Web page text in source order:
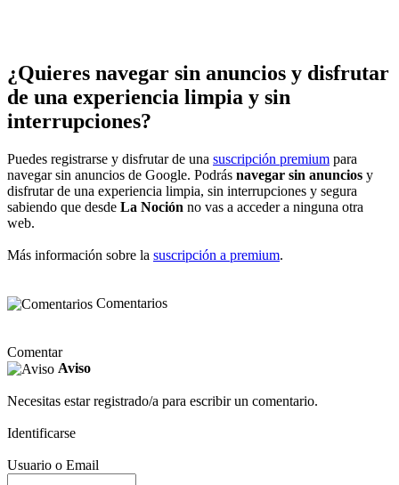
¿Quieres navegar sin anuncios y disfrutar
de una experiencia limpia y sin
interrupciones?
Puedes registrarse y disfrutar de una suscripción premium para
navegar sin anuncios de Google. Podrás navegar sin anuncios y
disfrutar de una experiencia limpia, sin interrupciones y segura
sabiendo que desde La Noción no vas a acceder a ninguna otra
web.
Más información sobre la suscripción a premium.
Comentarios
Comentar
Aviso
Necesitas estar registrado/a para escribir un comentario.
Identificarse
Usuario o Email